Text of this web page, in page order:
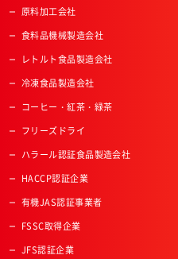
原料加工会社
食料品機械製造会社
レトルト食品製造会社
冷凍食品製造会社
コーヒー・紅茶・緑茶
フリーズドライ
ハラール認証食品製造会社
HACCP認証企業
有機JAS認証事業者
FSSC取得企業
JFS認証企業